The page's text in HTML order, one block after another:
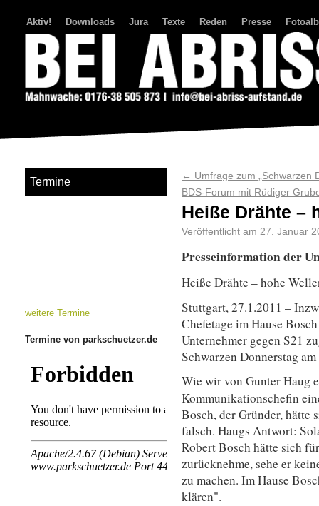
Aktiv! Downloads Jura Texte Reden Presse
← Umfrage zum „Schwarzen
BDS-Forum mit Rüdiger
Heiße Drähte –
Veröffentlicht am 27. Januar
Presseinformation der
Heiße Drähte – hohe
Stuttgart, 27.1.2011 –
Chefetage im Hause
Unternehmer gegen S21
Schwarzen Donnerstag
Wie wir von Gunter Haug
Kommunikationschefin
Bosch, der Gründer, hätte
falsch. Haugs Antwort:
Robert Bosch hätte sich
zurücknehme, sehe er
zu machen. Im Hause
klären".
Termine
weitere Termine
Termine von parkschuetzer.de